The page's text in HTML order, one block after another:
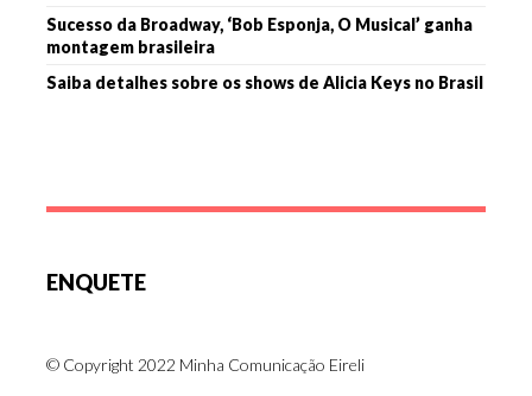
Sucesso da Broadway, ‘Bob Esponja, O Musical’ ganha
montagem brasileira
Saiba detalhes sobre os shows de Alicia Keys no Brasil
ENQUETE
© Copyright 2022 Minha Comunicação Eireli